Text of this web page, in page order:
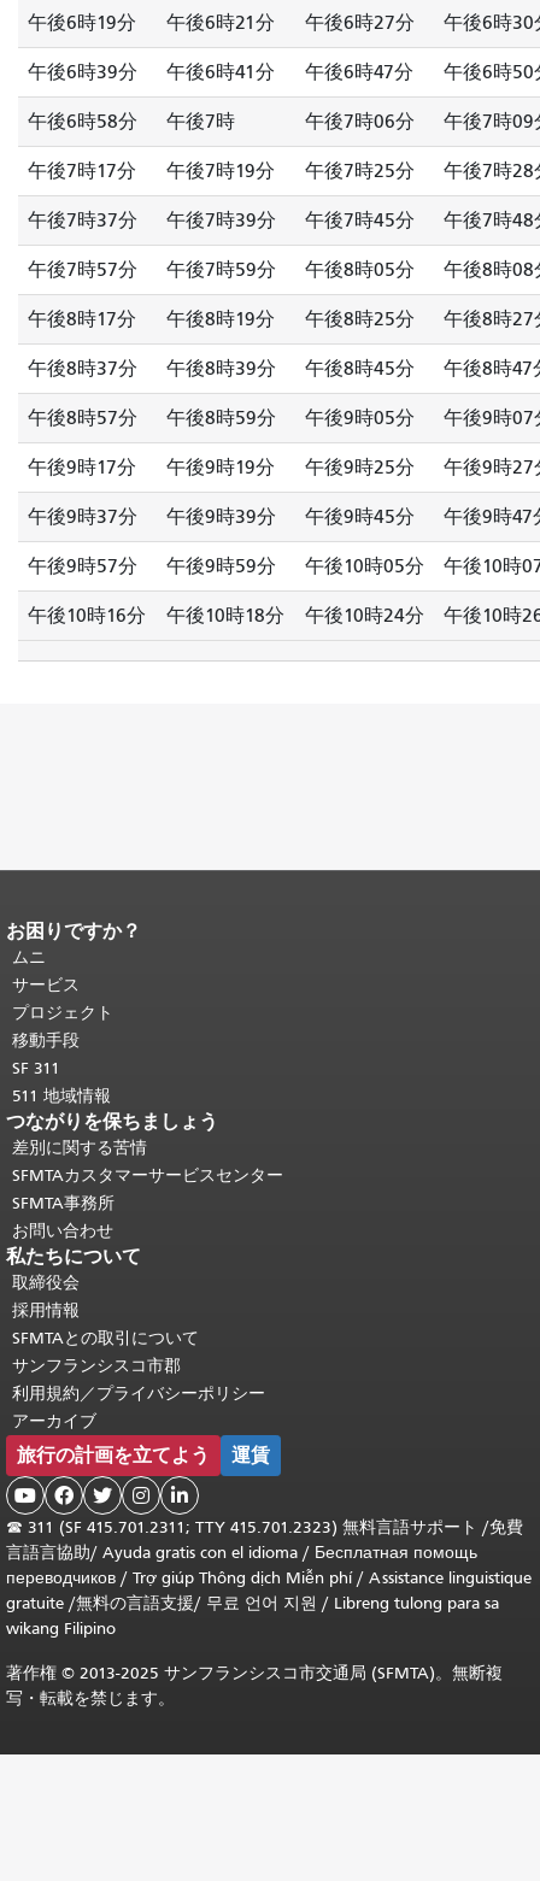
午後6時19分 午後6時21分 午後6時27分 午後6時30
午後6時39分 午後6時41分 午後6時47分 午後6時50
午後6時58分 午後7時 午後7時06分 午後7時09
午後7時17分 午後7時19分 午後7時25分 午後7時28
午後7時37分 午後7時39分 午後7時45分 午後7時48
午後7時57分 午後7時59分 午後8時05分 午後8時08
午後8時17分 午後8時19分 午後8時25分 午後8時27
午後8時37分 午後8時39分 午後8時45分 午後8時47
午後8時57分 午後8時59分 午後9時05分 午後9時07
午後9時17分 午後9時19分 午後9時25分 午後9時27
午後9時37分 午後9時39分 午後9時45分 午後9時47
午後9時57分 午後9時59分 午後10時05分 午後10時
午後10時16分 午後10時18分 午後10時24分 午後10時
ページコンテンツの終わり。
ジの残りの部分はすべてのページで繰
り返されます。
頭に戻る。
お困りですか？
ムニ
サービス
プロジェクト
移動手段
SF 311
511 地域情報
つながりを保ちましょう
差別に関する苦情
SFMTAカスタマーサービスセンター
SFMTA事務所
お問い合わせ
私たちについて
取締役会
採用情報
SFMTAとの取引について
サンフランシスコ市郡
利用規約／プライバシーポリシー
アーカイブ
旅行の計画を立てよう 運賃
    
☎ 311 (SF 415.701.2311; TTY 415.701.2323) 無料言語サポート /免費
言語言協助/ Ayuda gratis con el idioma / Бесплатная помощь
переводчиков / Trợ giúp Thông dịch Miễn phí/ Assistance linguistique
gratuite /無料の言語支援/ 무료 언어 지원 / Libreng tulong para sa
wikang Filipino
著作権 © 2013-2025 サンフランシスコ市交通局 (SFMTA)。無断複
写・転載を禁じます。